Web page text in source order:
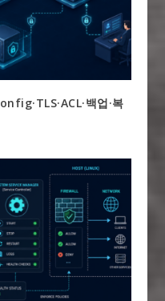
백업·복